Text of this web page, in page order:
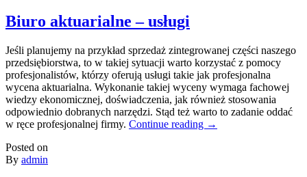
Biuro aktuarialne – usługi
Jeśli planujemy na przykład sprzedaż zintegrowanej części naszego
przedsiębiorstwa, to w takiej sytuacji warto korzystać z pomocy
profesjonalistów, którzy oferują usługi takie jak profesjonalna
wycena aktuarialna. Wykonanie takiej wyceny wymaga fachowej
wiedzy ekonomicznej, doświadczenia, jak również stosowania
odpowiednio dobranych narzędzi. Stąd też warto to zadanie oddać
w ręce profesjonalnej firmy. Continue reading →
Posted on
By admin